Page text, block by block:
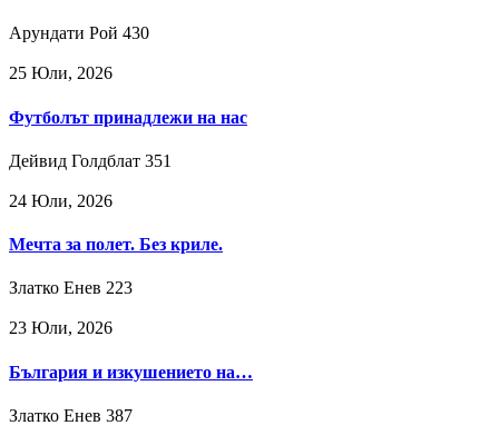
Арундати Рой 430
25 Юли, 2026
Футболът принадлежи на нас
Дейвид Голдблат 351
24 Юли, 2026
Мечта за полет. Без криле.
Златко Енев 223
23 Юли, 2026
България и изкушението на…
Златко Енев 387